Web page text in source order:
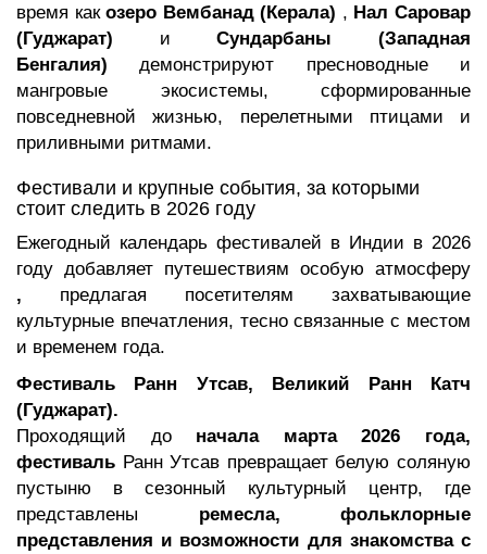
время какозеро Вембанад (Керала) , Нал Саровар
(Гуджарат) иСундарбаны (Западная
Бенгалия) демонстрируют пресноводные и
мангровые экосистемы, сформированные
повседневной жизнью, перелетными птицами и
приливными ритмами.
Фестивали и крупные события, за которыми
стоит следить в 2026 году
Ежегодный календарь фестивалей в Индии в 2026
году добавляет путешествиям особую атмосферу
, предлагая посетителям захватывающие
культурные впечатления, тесно связанные с местом
и временем года.
Фестиваль Ранн Утсав, Великий Ранн Катч
(Гуджарат).
Проходящий до начала марта 2026 года,
фестиваль Ранн Утсав превращает белую соляную
пустыню в сезонный культурный центр, где
представлены ремесла, фольклорные
представления и возможности для знакомства с